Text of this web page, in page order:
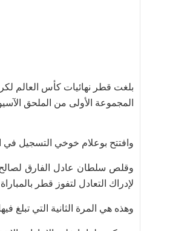
المجموعة الأولى من الملحق
وافتتح بوعلام خوخي التسجيل في الدقيقة 49 قبل أن يعزز بيدرو ميجيل تقدم قطر بالهدف
وقلص سلطان عادل الفارق لصالح
لإدراك التعادل لتفوز قطر
وهذه هي المرة الثانية التي تبلغ